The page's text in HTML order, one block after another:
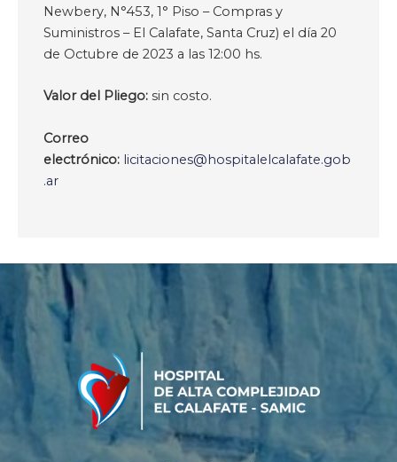
Newbery, N°453, 1° Piso – Compras y
Suministros – El Calafate, Santa Cruz) el día 20
de Octubre de 2023 a las 12:00 hs.
Valor del Pliego: sin costo.
Correo
electrónico: licitaciones@hospitalelcalafate.gob
.ar